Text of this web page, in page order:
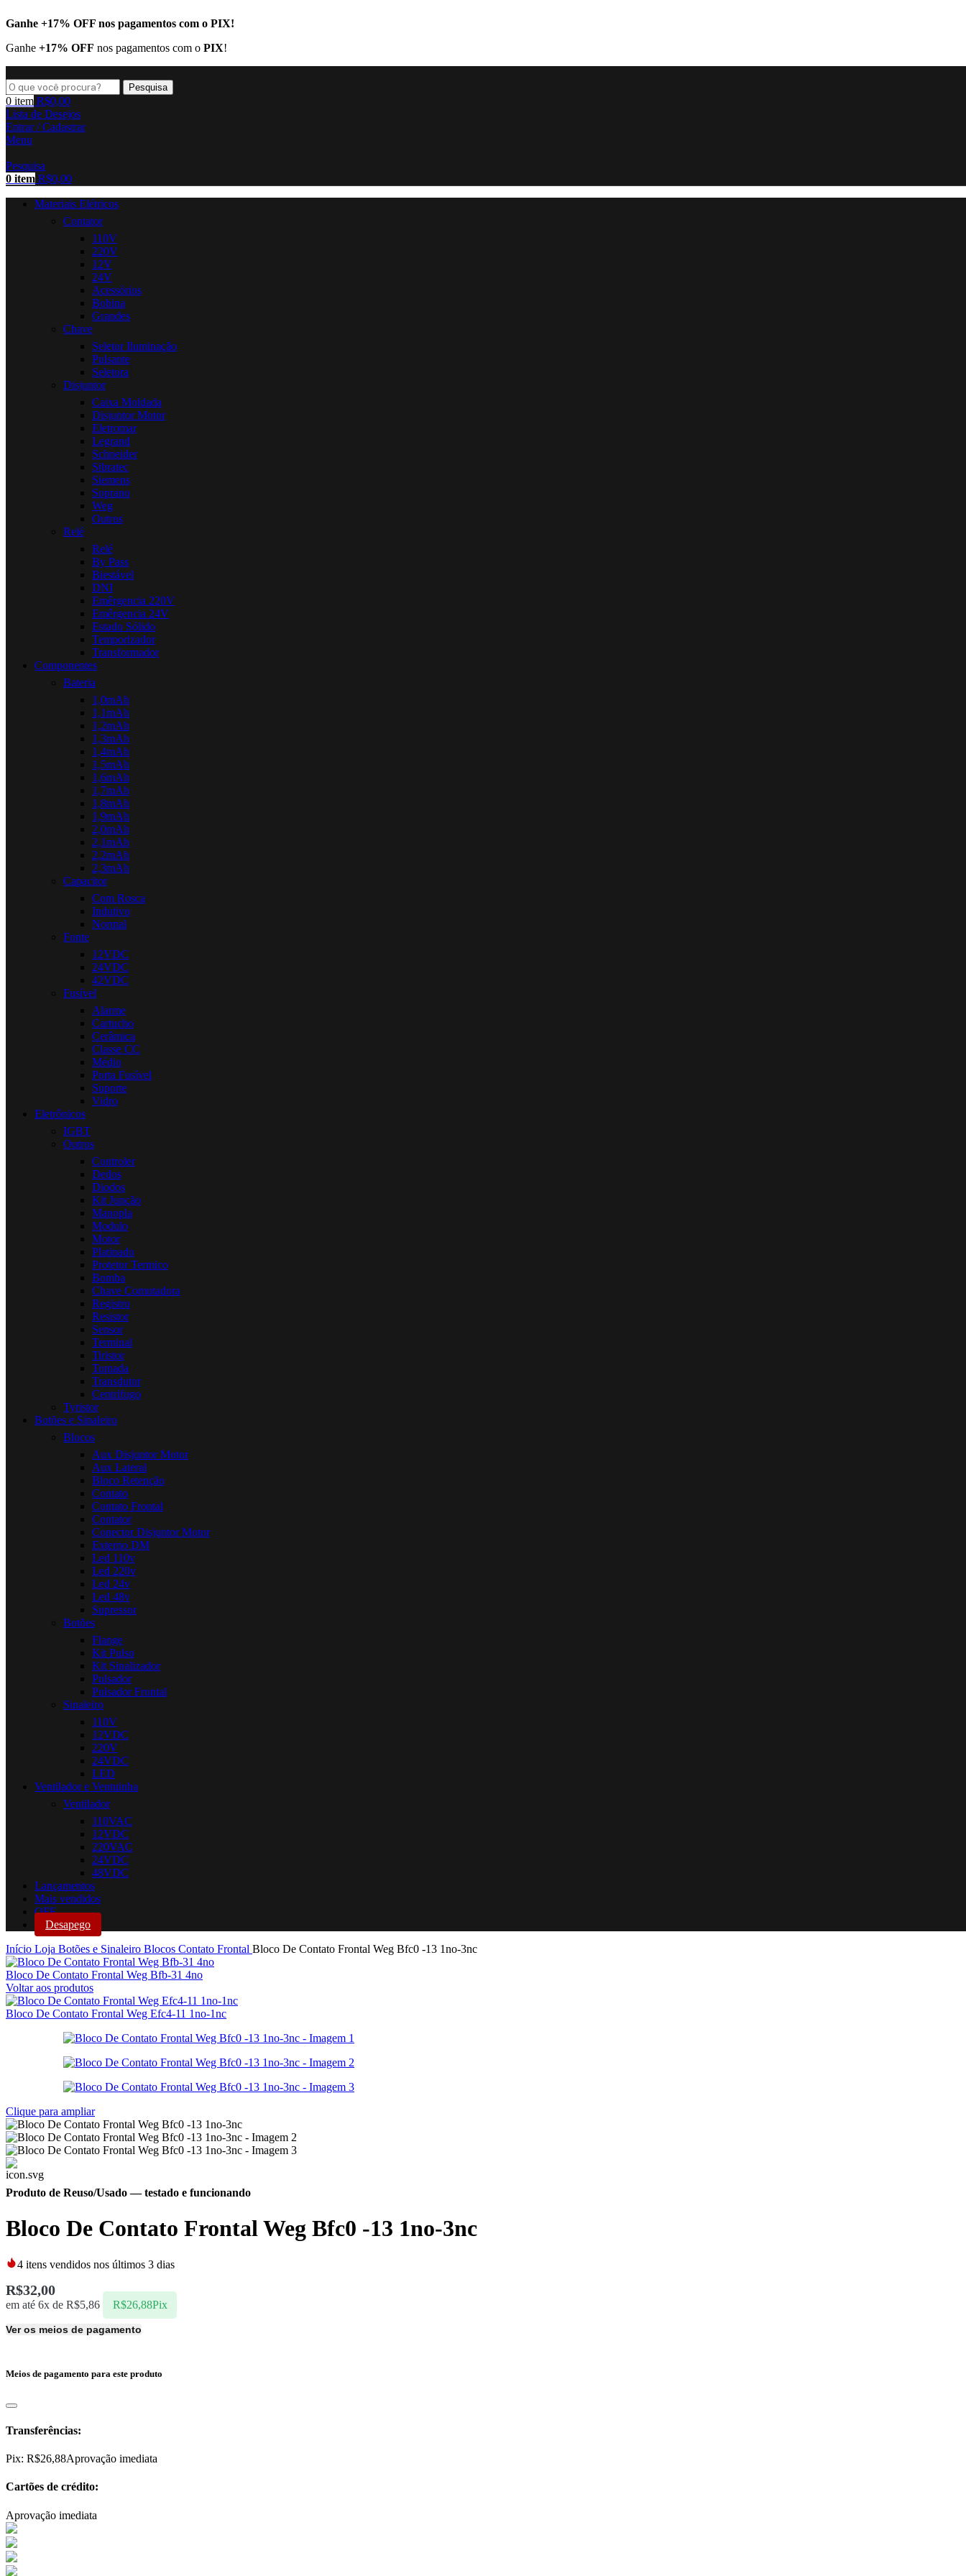
Ganhe +17% OFF nos pagamentos com o PIX!
Ganhe +17% OFF nos pagamentos com o PIX!
Pesquisa
0 item R$0,00
Lista de Desejos
Entrar / Cadastrar
Menu
Pesquisa
0 item R$0,00
Materiais Elétricos
Contator
110V
220V
12V
24V
Acessórios
Bobina
Grandes
Chave
Seletor Iluminação
Pulsante
Seletora
Disjuntor
Caixa Moldada
Disjuntor Motor
Eletromar
Legrand
Schneider
Sibratec
Siemens
Soprano
Weg
Outros
Relé
Relé
By Pass
Biestável
DNI
Emêrgencia 220V
Emêrgencia 24V
Estado Sólido
Temporizador
Transformador
Componentes
Bateria
1,0mAh
1,1mAh
1,2mAh
1,3mAh
1,4mAh
1,5mAh
1,6mAh
1,7mAh
1,8mAh
1,9mAh
2,0mAh
2,1mAh
2,2mAh
2,3mAh
Capacitor
Com Rosca
Indutivo
Normal
Fonte
12VDC
24VDC
42VDC
Fusível
Alarme
Cartucho
Cerâmica
Classe CC
Médio
Porta Fusível
Suporte
Vidro
Eletrônicos
IGBT
Outros
Controler
Dedos
Diodos
Kit Junção
Manopla
Modulo
Motor
Platinado
Protetor Termico
Bomba
Chave Comutadora
Registro
Resistor
Sensor
Terminal
Tiristor
Tomada
Transdutor
Centrifugo
Tyristor
Botões e Sinaleiro
Blocos
Aux Disjuntor Motor
Aux Lateral
Bloco Retenção
Contato
Contato Frontal
Contator
Conector Disjuntor Motor
Externo DM
Led 110v
Led 220v
Led 24v
Led 48v
Supressor
Botões
Flange
Kit Pulso
Kit Sinalizador
Pulsador
Pulsador Frontal
Sinaleiro
110V
12VDC
220V
24VDC
LED
Ventilador e Ventuinha
Ventilador
110VAC
12VDC
220VAC
24VDC
48VDC
Lançamentos
Mais vendidos
OFF
Desapego
Início Loja Botões e Sinaleiro Blocos Contato Frontal Bloco De Contato Frontal Weg Bfc0 -13 1no-3nc
Bloco De Contato Frontal Weg Bfb-31 4no
Voltar aos produtos
Bloco De Contato Frontal Weg Efc4-11 1no-1nc
Clique para ampliar
Produto de Reuso/Usado— testado e funcionando
Bloco De Contato Frontal Weg Bfc0 -13 1no-3nc
4 itens vendidos nos últimos 3 dias
R$32,00
em até 6x de R$5,86 R$26,88Pix
Ver os meios de pagamento
Meios de pagamento para este produto
Transferências:
Pix: R$26,88Aprovação imediata
Cartões de crédito:
Aprovação imediata